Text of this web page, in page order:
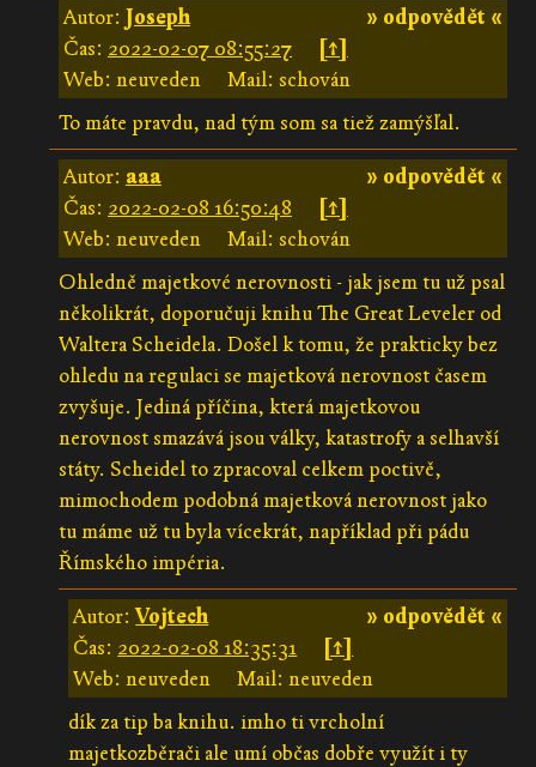
» odpovědět «
Autor: Joseph
Čas: 2022-02-07 08:55:27
[↑]
Web: neuveden
Mail: schován
To máte pravdu, nad tým som sa tiež zamýšľal.
» odpovědět «
Autor: aaa
Čas: 2022-02-08 16:50:48
[↑]
Web: neuveden
Mail: schován
Ohledně majetkové nerovnosti - jak jsem tu už psal
několikrát, doporučuji knihu The Great Leveler od
Waltera Scheidela. Došel k tomu, že prakticky bez
ohledu na regulaci se majetková nerovnost časem
zvyšuje. Jediná příčina, která majetkovou
nerovnost smazává jsou války, katastrofy a selhavší
státy. Scheidel to zpracoval celkem poctivě,
mimochodem podobná majetková nerovnost jako
tu máme už tu byla vícekrát, například při pádu
Římského impéria.
» odpovědět «
Autor:Vojtech
Čas: 2022-02-08 18:35:31
[↑]
Web: neuveden
Mail: neuveden
dík za tip ba knihu. imho ti vrcholní
majetkozběrači ale umí občas dobře využít i ty